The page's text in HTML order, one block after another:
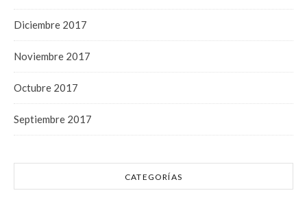
Diciembre 2017
Noviembre 2017
Octubre 2017
Septiembre 2017
CATEGORÍAS